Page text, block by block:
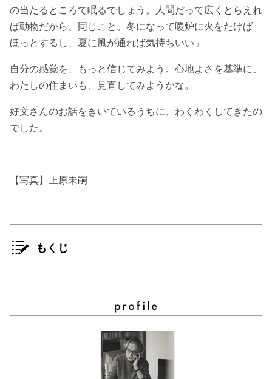
の当たるところで眠るでしょう。人間だって広くとらえれ
ば動物だから、同じこと。冬になって暖炉に火をたけば
ほっとするし、夏に風が通れば気持ちいい」
自分の感覚を、もっと信じてみよう。心地よさを基準に、
わたしの住まいも、見直してみようかな。
好文さんのお話をきいているうちに、わくわくしてきたの
でした。
【写真】上原未嗣
もくじ